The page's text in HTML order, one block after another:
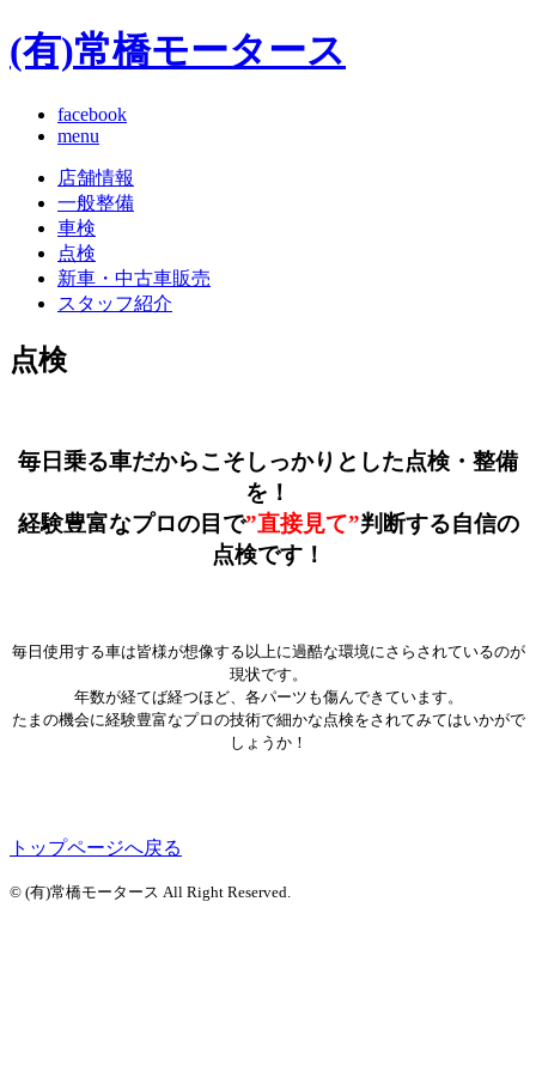
(有)常橋モータース
facebook
menu
店舗情報
一般整備
車検
点検
新車・中古車販売
スタッフ紹介
点検
毎日乗る車だからこそ しっかりとした点検・整備
を！
経験豊富なプロの目で”直接見て”判断する自信の
点検です！
毎日使用する車は皆様が想像する以上に過酷な環境にさらされているのが
現状です。
年数が経てば経つほど、各パーツも傷んできています。
たまの機会に経験豊富なプロの技術で細かな点検をされてみてはいかがで
しょうか！
トップページへ戻る
© (有)常橋モータース All Right Reserved.